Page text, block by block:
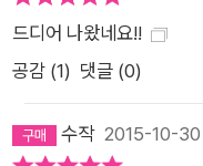
갈 수 있을 뿐만 아니라,
성찰’로 명확한 의식을 가
드디어 나왔네요!!
공감 (1) 댓글 (0)
수작2015-10-30